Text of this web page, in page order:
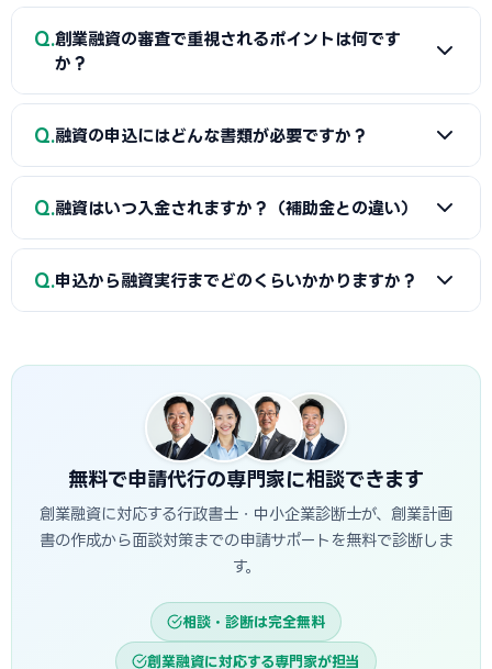
所もあります。融資額や難易度で異なるため、契約前に見積
もりと報酬条件を必ず確認しましょう。当サイトでは川口市
に対応した実績豊富な専門家を無料でご紹介しています。
A
制度上の自己資金要件は緩和傾向にありますが、実務で
は希望融資額の1〜3割程度の自己資金があると審査で有利と
歴」です。通帳で計画的な資金準備を示せると評価が高まり
ます。一時的な借入による見せ金は逆効果なので避けましょ
Q 創業融資の審査で重視されるポイントは何です
か？
A
①自己資金の額と出所、②事業の経験・スキル、③創業
川口市の市場環境や自身の強みを踏まえた、堅実かつ実現可
能な計画ほど高く評価されます。創業融資代行はこの作り込
Q 融資の申込にはどんな書類が必要ですか？
A
一般的に、創業計画書、資金繰り表、見積書、自己資金
決算書などが必要です。創業融資代行はこれらの書類作成・
整備と不備チェックを代行し、面談で説明すべき要点まで準
Q 融資はいつ入金されますか？（補助金との違い）
A
融資は補助金と違い「前払い」です。審査通過・契約後
Q 申込から融資実行までどのくらいかかりますか？
資実行までおおむね3週間〜1.5か月程度が目安です。信用保
証協会・制度融資は金融機関と保証協会の二段階審査のた
め、もう少し時間がかかる場合があります。創業スケジュール
から逆算し、早めに準備を始めることが重要です。
無料で申請代行の専門家に相談できます
創業融資に対応する行政書士・中小企業診断士が、創業計画
書の作成から面談対策までの申請サポートを無料で診断しま
す。
相談・診断は完全無料
創業融資に対応する専門家が担当